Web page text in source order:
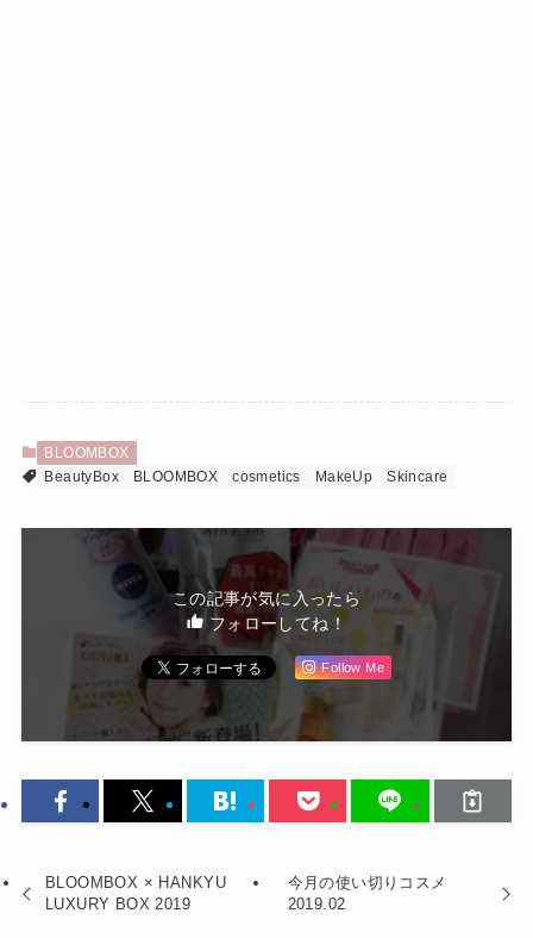
BLOOMBOX
BeautyBox
BLOOMBOX cosmetics MakeUp Skincare
この記事が気に入ったら
フォローしてね！
Follow Me
BLOOMBOX × HANKYU
LUXURY BOX 2019
今月の使い切りコスメ
2019.02